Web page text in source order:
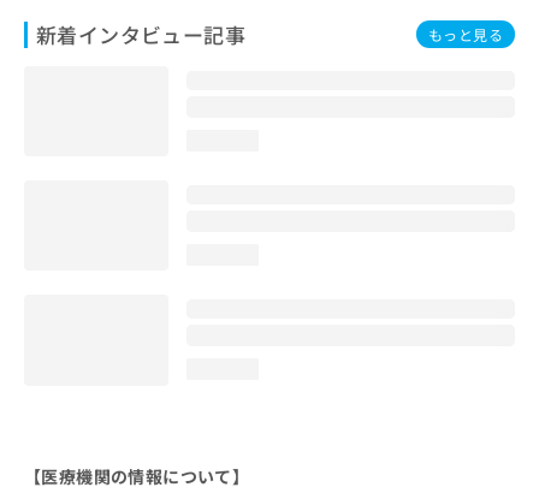
新着インタビュー記事 もっと見る
【医療機関の情報について】